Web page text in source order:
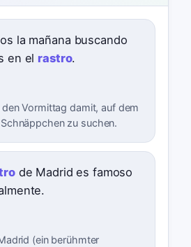
la mañana buscando
en el rastro.
Vormittag damit, auf dem
zu suchen.
de Madrid es famoso
(ein berühmter